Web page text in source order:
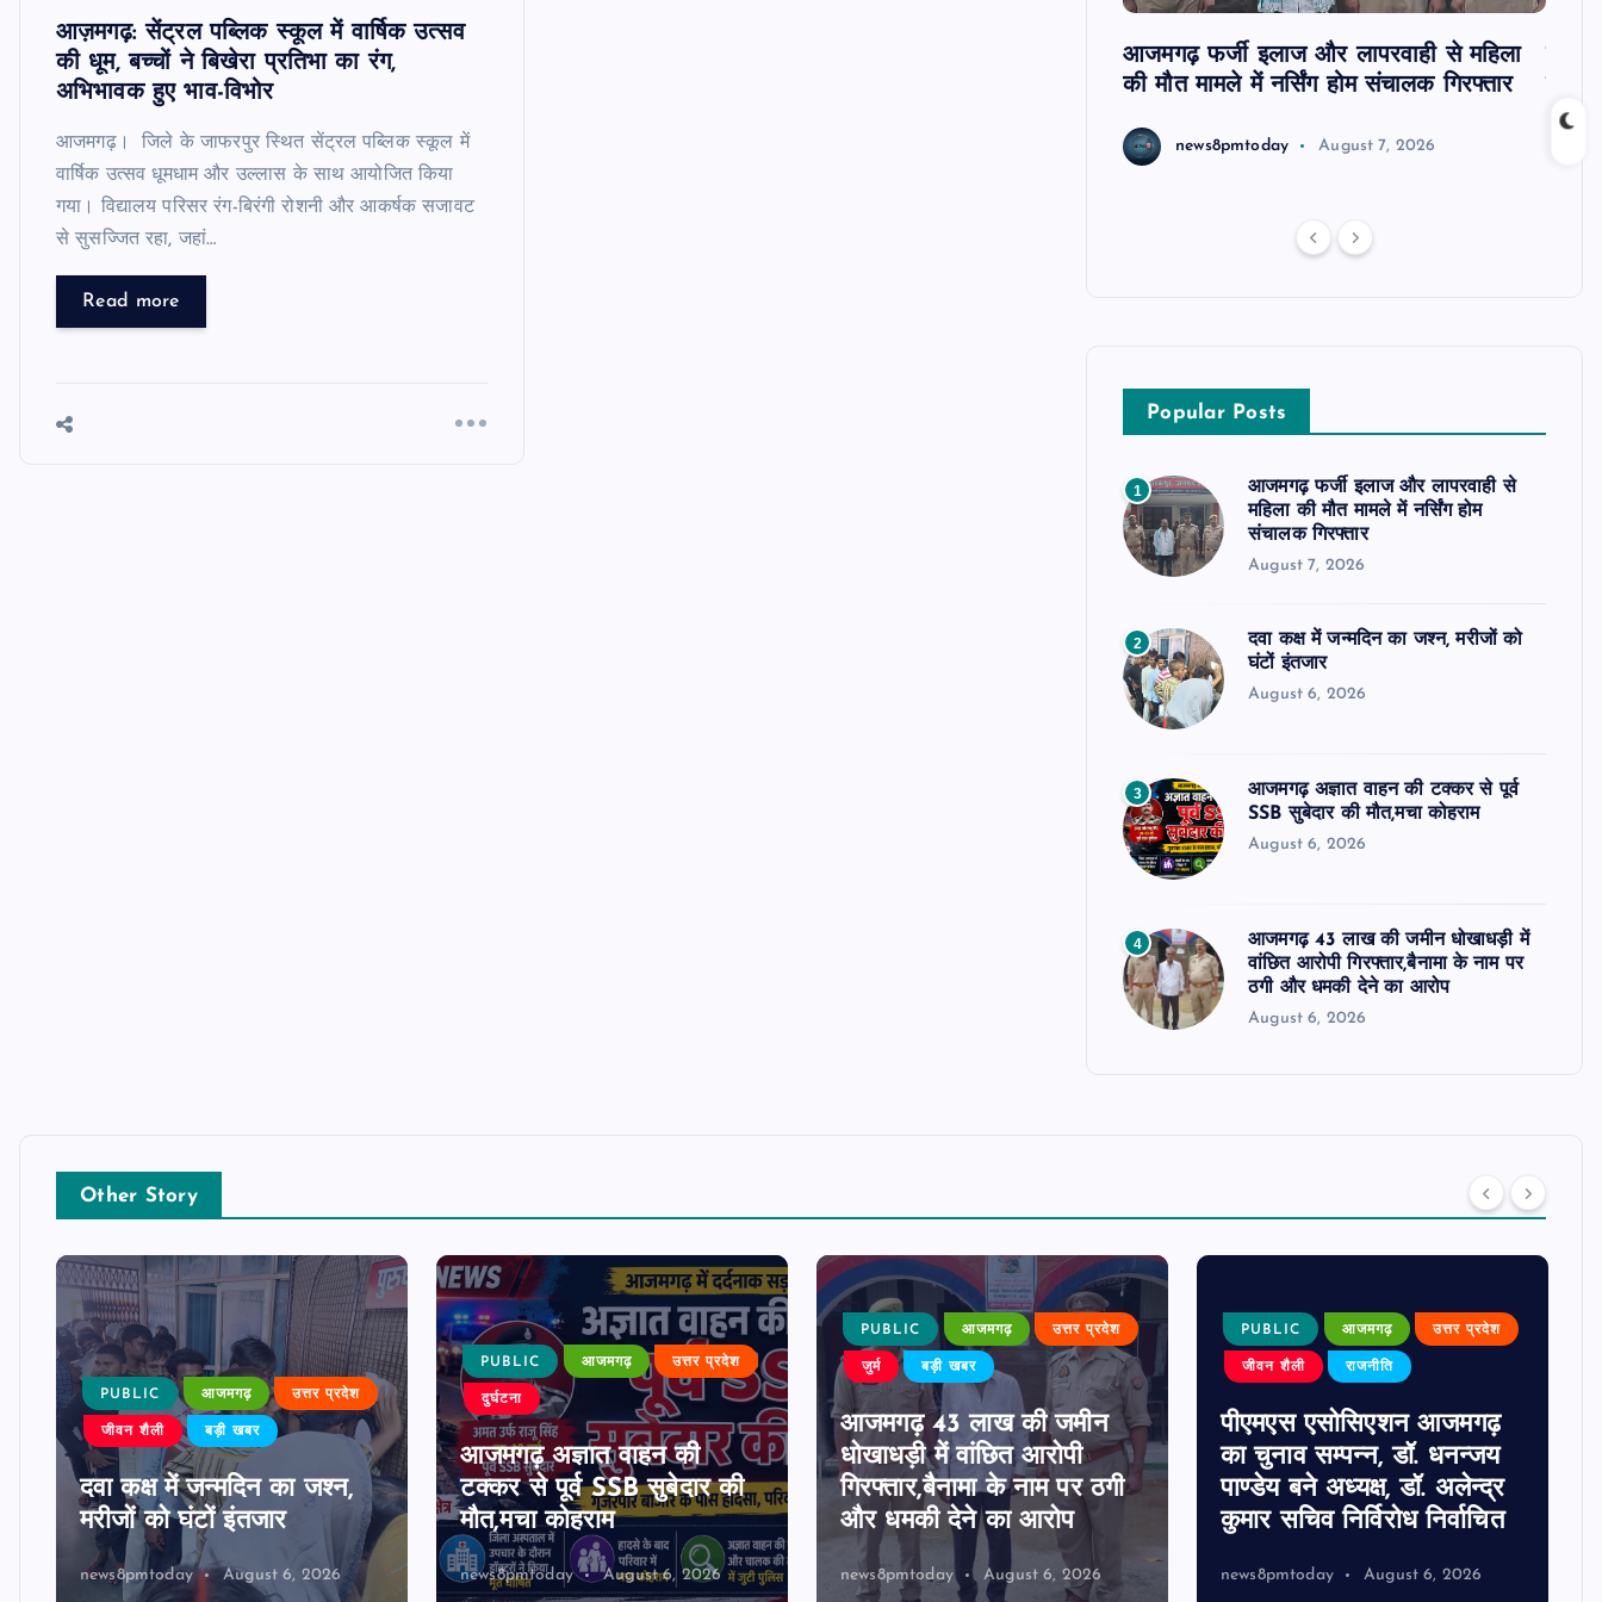
आज़मगढ़: सेंट्रल पब्लिक स्कूल में वार्षिक उत्सव
की धूम, बच्चों ने बिखेरा प्रतिभा का रंग,
अभिभावक हुए भाव-विभोर
आजमगढ़। जिले के जाफरपुर स्थित सेंट्रल पब्लिक स्कूल में
वार्षिक उत्सव धूमधाम और उल्लास के साथ आयोजित किया
गया। विद्यालय परिसर रंग-बिरंगी रोशनी और आकर्षक सजावट
से सुसज्जित रहा, जहां…
Read more
आजमगढ़ फर्जी इलाज और लापरवाही से महिला
की मौत मामले में नर्सिंग होम संचालक गिरफ्तार
news8pmtoday August 7, 2026
Popular Posts
1
आजमगढ़ फर्जी इलाज और लापरवाही से
महिला की मौत मामले में नर्सिंग होम
संचालक गिरफ्तार
August 7, 2026
2
दवा कक्ष में जन्मदिन का जश्न, मरीजों को
घंटों इंतजार
August 6, 2026
3
आजमगढ़ अज्ञात वाहन की टक्कर से पूर्व
SSB सुबेदार की मौत,मचा कोहराम
August 6, 2026
4
आजमगढ़ 43 लाख की जमीन धोखाधड़ी में
वांछित आरोपी गिरफ्तार,बैनामा के नाम पर
ठगी और धमकी देने का आरोप
August 6, 2026
Other Story
PUBLIC आजमगढ़ उत्तर प्रदेश
जीवन शैली बड़ी खबर
दवा कक्ष में जन्मदिन का जश्न,
मरीजों को घंटों इंतजार
news8pmtoday August 6, 2026
PUBLIC आजमगढ़ उत्तर प्रदेश
दुर्घटना
आजमगढ़ अज्ञात वाहन की
टक्कर से पूर्व SSB सुबेदार की
मौत,मचा कोहराम
news8pmtoday August 6, 2026
PUBLIC आजमगढ़ उत्तर प्रदेश
जुर्म बड़ी खबर
आजमगढ़ 43 लाख की जमीन
धोखाधड़ी में वांछित आरोपी
गिरफ्तार,बैनामा के नाम पर ठगी
और धमकी देने का आरोप
news8pmtoday August 6, 2026
PUBLIC आजमगढ़ उत्तर प्रदेश
जीवन शैली राजनीति
पीएमएस एसोसिएशन आजमगढ़
का चुनाव सम्पन्न, डॉ. धनन्जय
पाण्डेय बने अध्यक्ष, डॉ. अलेन्द्र
कुमार सचिव निर्विरोध निर्वाचित
news8pmtoday August 6, 2026